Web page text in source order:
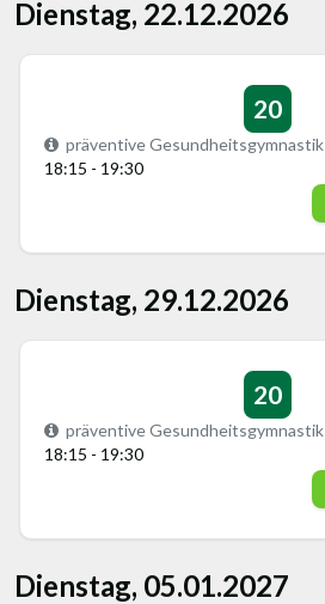
Dienstag, 22.12.2026
20
präventive Gesundheitsgymnastik
18:15 - 19:30
Dienstag, 29.12.2026
20
präventive Gesundheitsgymnastik
18:15 - 19:30
Dienstag, 05.01.2027